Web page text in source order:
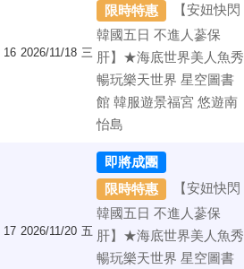
16 2026/11/18 三
限時特惠
【安妞快閃
韓國五日 不進人蔘保
肝】★海底世界美人魚秀
暢玩樂天世界 星空圖書
館 韓服遊景福宮 悠遊南
怡島
17 2026/11/20 五
即將成團
限時特惠
【安妞快閃
韓國五日 不進人蔘保
肝】★海底世界美人魚秀
暢玩樂天世界 星空圖書